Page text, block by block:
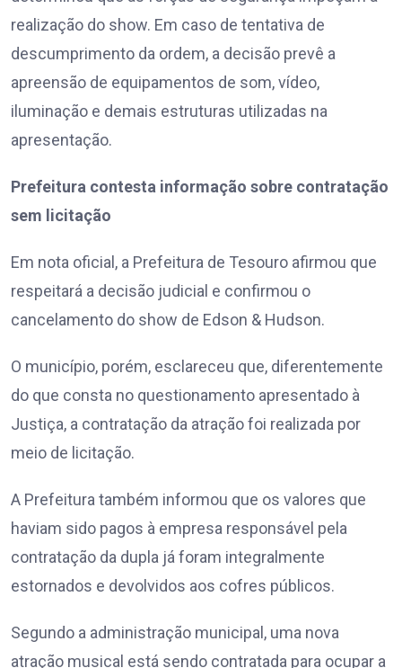
realização do show. Em caso de tentativa de
descumprimento da ordem, a decisão prevê a
apreensão de equipamentos de som, vídeo,
iluminação e demais estruturas utilizadas na
apresentação.
Prefeitura contesta informação sobre contratação
sem licitação
Em nota oficial, a Prefeitura de Tesouro afirmou que
respeitará a decisão judicial e confirmou o
cancelamento do show de Edson & Hudson.
O município, porém, esclareceu que, diferentemente
do que consta no questionamento apresentado à
Justiça, a contratação da atração foi realizada por
meio de licitação.
A Prefeitura também informou que os valores que
haviam sido pagos à empresa responsável pela
contratação da dupla já foram integralmente
estornados e devolvidos aos cofres públicos.
Segundo a administração municipal, uma nova
atração musical está sendo contratada para ocupar a